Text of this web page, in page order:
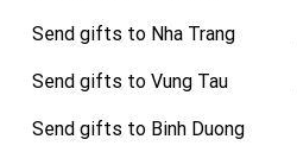
Send gifts to Nha Trang
Send gifts to Vung Tau
Send gifts to Binh Duong